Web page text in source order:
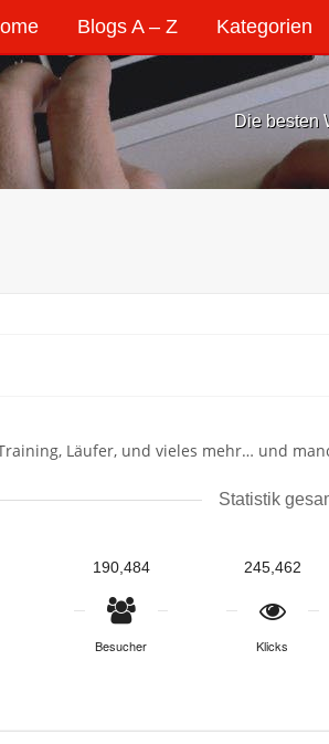
Blogs A – Z Kategorien
Die besten
Läufer, und vieles mehr… und
Statistik
190,484
Besucher
245,462
Klicks